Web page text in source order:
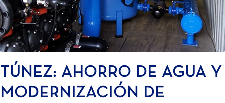
TÚNEZ: AHORRO DE AGUA Y
MODERNIZACIÓN DE